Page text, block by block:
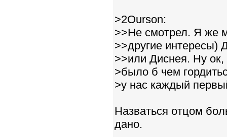
>2Ourson:
>>Не смотрел. Я же
>>другие
>>или Диснея. Ну
>было б чем
>у нас каждый
Назваться отцом
дано.